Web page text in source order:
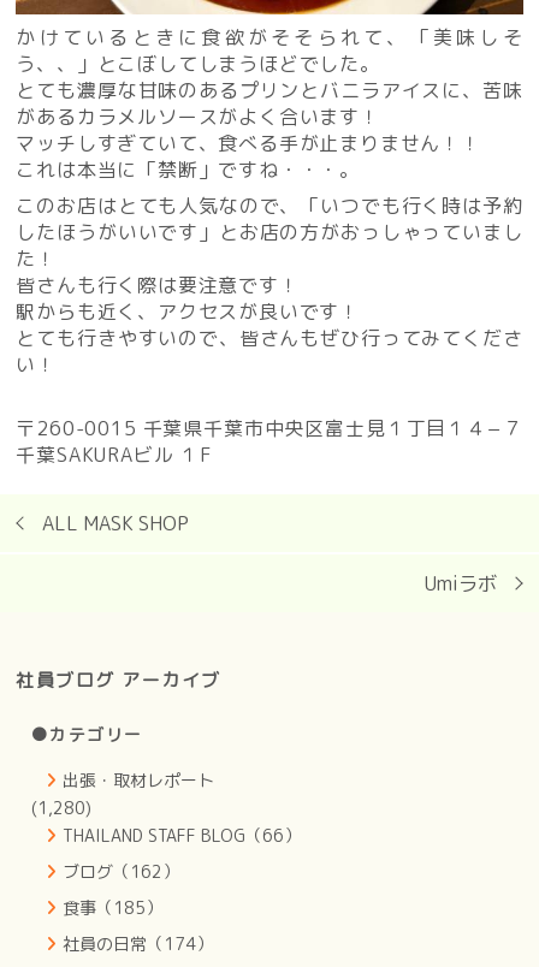
かけているときに食欲がそそられて、「美味しそ
う、、」とこぼしてしまうほどでした。
とても濃厚な甘味のあるプリンとバニラアイスに、苦味
があるカラメルソースがよく合います！
マッチしすぎていて、食べる手が止まりません！！
これは本当に「禁断」ですね・・・。
このお店はとても人気なので、「いつでも行く時は予約
したほうがいいです」とお店の方がおっしゃっていまし
た！
皆さんも行く際は要注意です！
駅からも近く、アクセスが良いです！
とても行きやすいので、皆さんもぜひ行ってみてくださ
い！
〒260-0015 千葉県千葉市中央区富士見１丁目１４−７
千葉SAKURAビル １F
ALL MASK SHOP
Umiラボ
社員ブログ アーカイブ
●カテゴリー
出張・取材レポート
(1,280)
THAILAND STAFF BLOG（66）
ブログ（162）
食事（185）
社員の日常（174）